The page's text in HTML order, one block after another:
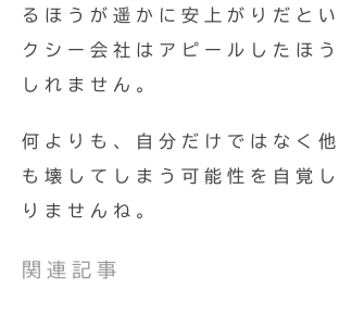
るほうが遥かに安上がりだと
クシー会社はアピールしたほ
しれません。
何よりも、自分だけではなく
も壊してしまう可能性を自覚
りませんね。
関連記事